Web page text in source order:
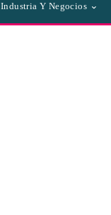
Industria Y Negocios